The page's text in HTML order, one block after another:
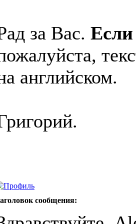
за Вас. Если
английском.
сообщения: